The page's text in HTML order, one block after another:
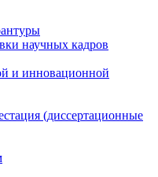
научных кадров
и инновационной
(диссертационные